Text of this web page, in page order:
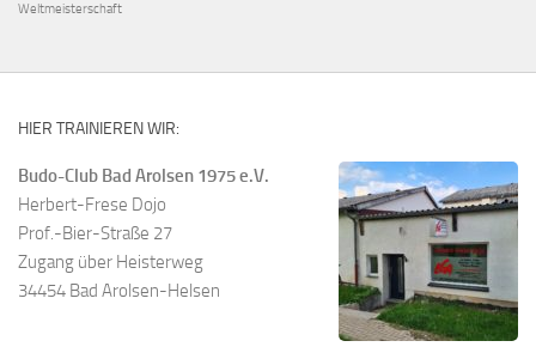
Weltmeisterschaft
HIER TRAINIEREN WIR:
Budo-Club Bad Arolsen 1975 e.V.
Herbert-Frese Dojo
Prof.-Bier-Straße 27
Zugang über Heisterweg
34454 Bad Arolsen-Helsen